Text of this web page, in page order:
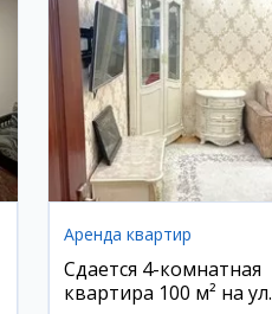
Аренда квартир
Сдается 4-комнатная
квартира 100 м² на ул.